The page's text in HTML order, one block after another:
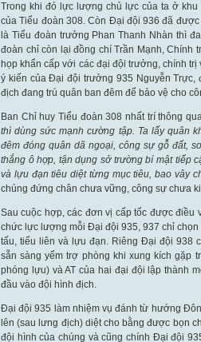
Trong khi đó lực lượng chủ lực của ta ở
của Tiểu đoàn 308. Còn Đại đội 936 đã
là Tiểu đoàn trưởng Phan Thanh Nhàn thì
đoàn chỉ còn lại đồng chí Trần Mạnh, Chính
họp khẩn cấp với các đại đội trưởng, chính
ý kiến của Đại đội trưởng 935 Nguyễn Trực,
địch đang trú quân ban đêm để bảo vệ cho
Ban Chỉ huy Tiểu đoàn 308 nhất trí thông
thì dùng sức mạnh cường tập. Ta lấy quân
đêm đóng quân dã ngoại, công sự gỗ đất,
thắng ô hợp, tận dụng sở trường bí mật tiếp
và lựu đạn tiêu diệt từng mục tiêu, bao vây
chúng đứng chân chưa vững, công sự chưa
Sau cuộc hợp, các đơn vị cấp tốc được điều
chức lực lượng mỗi Đại đội 935, 937 chỉ
tấu, tiểu liên và lựu đạn. Riêng Đại đội 938
sẵn sàng yểm trợ phòng khi xung kích gặp
phóng lựu) và AT của hai đại đội lập thành
đầu vào đội hình địch.
Đại đội 935 làm nhiệm vụ đánh từ hướng
lên (sau lưng địch) diệt cho bằng được bọn
đội hình của chúng và cũng chính Đại đội